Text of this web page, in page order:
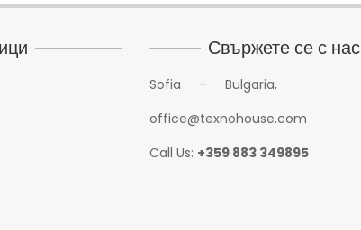
Свържете се с нас
Sofia – Bulgaria,
office@texnohouse.com
Call Us: +359 883 349895